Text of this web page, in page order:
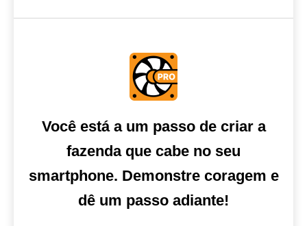
Você está a um passo de criar a
fazenda que cabe no seu
smartphone. Demonstre coragem e
dê um passo adiante!